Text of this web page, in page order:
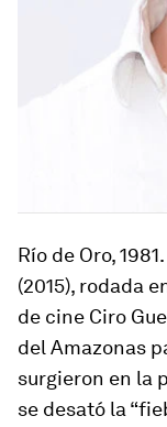
Río de Oro, 1981
(2015), rodada
de cine Ciro
del Amazonas
surgieron en la
se desató la